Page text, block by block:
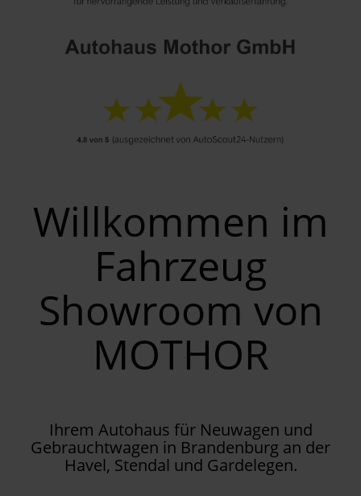
Willkommen im
Fahrzeug
Showroom von
MOTHOR
Ihrem Autohaus für Neuwagen und
Gebrauchtwagen in Brandenburg an der
Havel, Stendal und Gardelegen.